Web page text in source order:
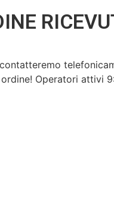
ordine! Operatori attivi